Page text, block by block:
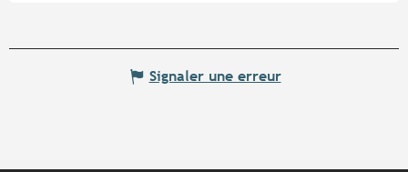
Signaler une erreur